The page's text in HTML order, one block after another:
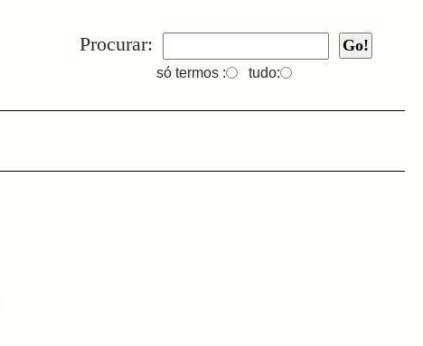
Procurar:
só termos : tudo: